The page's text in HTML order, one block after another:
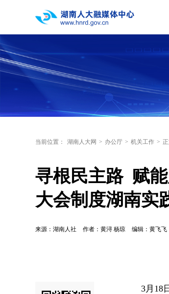
当前位置： 湖南人大网 > 办公厅 > 机关工作 >
寻根民主路  赋
大会制度湖南实
来源：湖南人社 作者：黄浔 杨琼 编辑：黄飞飞
3月18